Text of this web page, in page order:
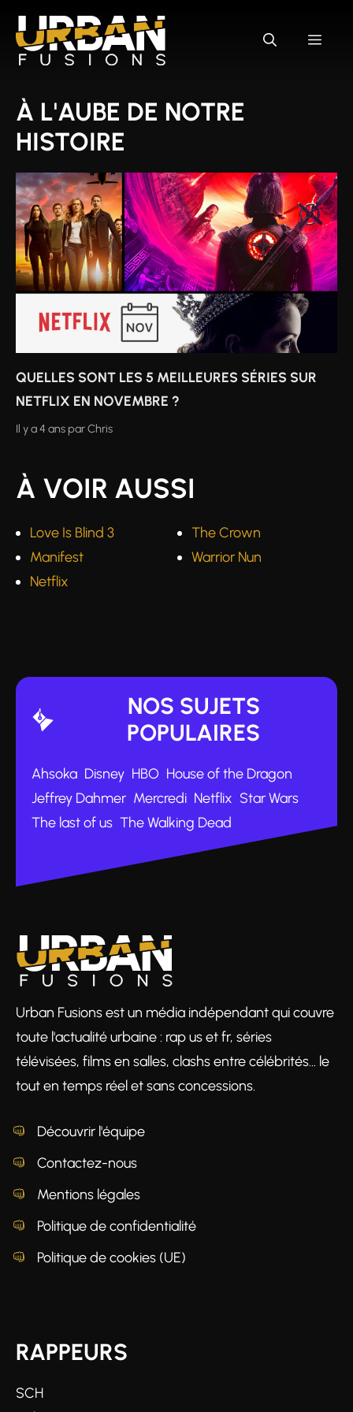
contenu
À L'AUBE DE NOTRE
HISTOIRE
QUELLES SONT LES 5 MEILLEURES SÉRIES SUR
NETFLIX EN NOVEMBRE ?
Il y a 4 ans parChris
À VOIR AUSSI
Love Is Blind 3
Manifest
Netflix
The Crown
Warrior Nun
Urban Fusions est un média indépendant qui couvre
toute l'actualité urbaine : rap us et fr, séries
télévisées, films en salles, clashs entre célébrités… le
tout en temps réel et sans concessions.
Découvrir l'équipe
Contactez-nous
Mentions légales
Politique de confidentialité
Politique de cookies (UE)
RAPPEURS
SCH
NOS SUJETS
POPULAIRES
Ahsoka Disney HBO House of the Dragon
Jeffrey Dahmer Mercredi Netflix Star Wars
The last of us The Walking Dead